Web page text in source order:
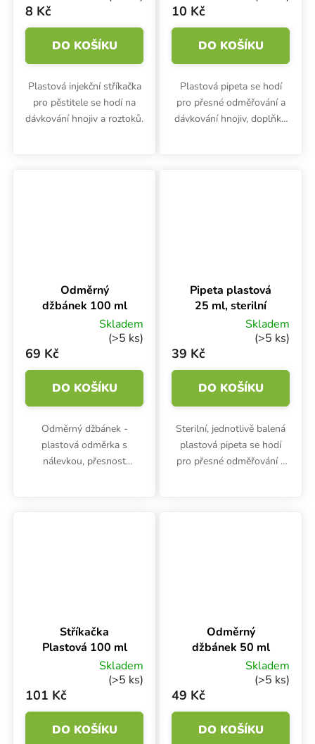
8 Kč
DO KOŠÍKU
Plastová injekční stříkačka
pro pěstitele se hodí na
dávkování hnojiv a roztoků.
10 Kč
DO KOŠÍKU
Plastová pipeta se hodí
pro přesné odměřování a
dávkování hnojiv, doplňků
Odměrný
džbánek 100 ml
Skladem
(>5 ks)
69 Kč
DO KOŠÍKU
Odměrný džbánek -
plastová odměrka s
nálevkou, přesnost
Pipeta plastová
25 ml, sterilní
Skladem
(>5 ks)
39 Kč
DO KOŠÍKU
Sterilní, jednotlivě balená
plastová pipeta se hodí
pro přesné odměřování a
Stříkačka
Plastová 100 ml
Skladem
(>5 ks)
101 Kč
DO KOŠÍKU
Odměrný
džbánek 50 ml
Skladem
(>5 ks)
49 Kč
DO KOŠÍKU